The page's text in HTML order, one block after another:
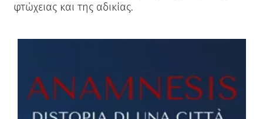
φτώχειας και της αδικίας.